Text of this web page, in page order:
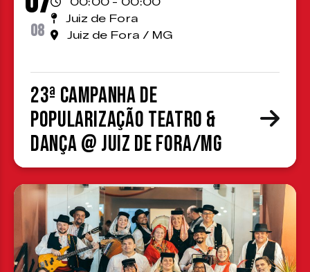
08
Juiz de Fora
Juiz de Fora / MG
23ª Campanha de
Popularização Teatro &
Dança @ Juiz de Fora/MG